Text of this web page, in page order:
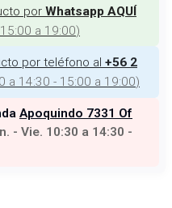
por Whatsapp AQUÍ
a 19:00)
por teléfono al +56 2
a 14:30 - 15:00 a 19:00)
Apoquindo 7331 Of
- Vie. 10:30 a 14:30 -